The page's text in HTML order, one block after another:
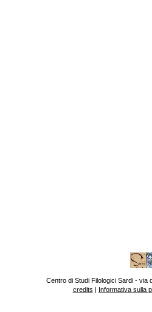
Centro di Studi Filologici Sardi - via
credits | Informativa sulla